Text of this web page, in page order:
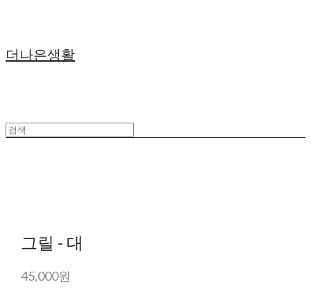
더나은생활
그릴 - 대
45,000원